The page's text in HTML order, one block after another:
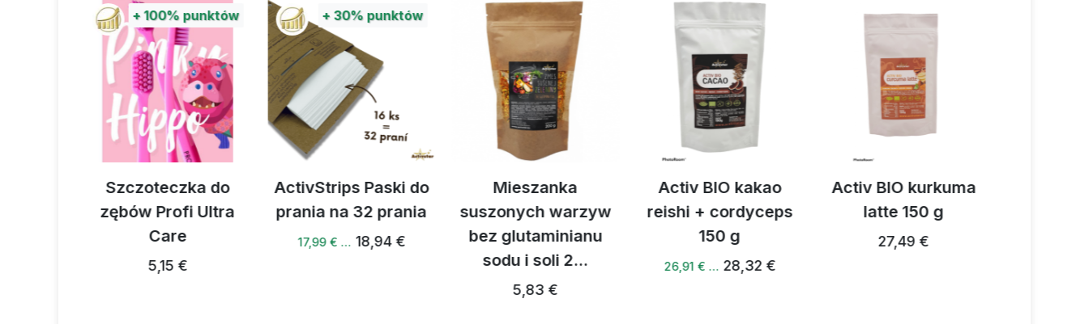
+30%punktów
ActivStrips Paski do
prania na 32 prania
17,99 € … 18,94 €
Mieszanka
suszonych warzyw
bez glutaminianu
Activ BIO kakao
reishi + cordyceps
150 g
26,91 € …28,32 €
Activ BIO kurkuma
latte 150 g
27,49 €
Activ 3 mieszanka
przypraw
grzybowych 150 g